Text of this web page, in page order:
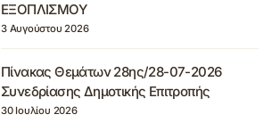
ΕΞΟΠΛΙΣΜΟΥ
3 Αυγούστου 2026
Πίνακας Θεμάτων 28ης/28-07-2026
Συνεδρίασης Δημοτικής Επιτροπής
30 Ιουλίου 2026